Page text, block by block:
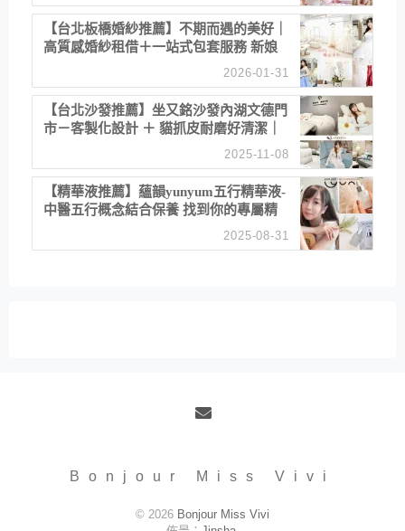
【台北板橋婚紗推薦】不期而遇的美好｜
高質感婚紗租借＋一站式包套服務 新娘
2026-01-31
【台北沙發推薦】坐又銘沙發內湖文德門
市－客製化設計 ＋ 貓抓皮耐磨好清潔｜
直營直銷、價格透明 高CP值打造夢想
2025-11-08
【精華液推薦】蘊韻yunyum五行精華液-
中醫五行概念結合保養 找到你的專屬精
華！ 水㊀土㊀就選「潤・賦精華」維持
2025-08-31
Bonjour Miss Vivi
© 2026 Bonjour Miss Vivi